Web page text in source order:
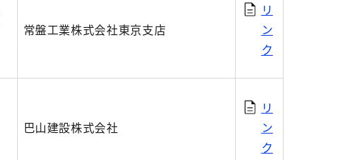
常盤工業株式会社東京支店
リ
ン
ク
巴山建設株式会社
リ
ン
ク